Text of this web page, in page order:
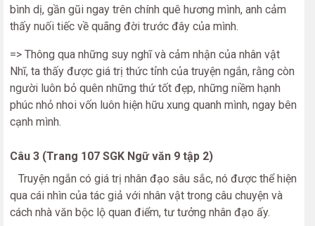
bình dị, gần gũi ngay trên chính quê hương mình, anh cảm
thấy nuối tiếc về quãng đời trước đây của mình.
=> Thông qua những suy nghĩ và cảm nhận của nhân vật
Nhĩ, ta thấy được giá trị thức tỉnh của truyện ngắn, rằng còn
người luôn bỏ quên những thứ tốt đẹp, những niềm hạnh
phúc nhỏ nhoi vốn luôn hiện hữu xung quanh mình, ngay bên
cạnh mình.
Câu 3 (Trang 107 SGK Ngữ văn 9 tập 2)
Truyện ngắn có giá trị nhân đạo sâu sắc, nó được thể hiện
qua cái nhìn của tác giả với nhân vật trong câu chuyện và
cách nhà văn bộc lộ quan điểm, tư tưởng nhân đạo ấy.